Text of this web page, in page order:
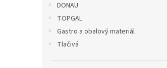
DONAU
TOPGAL
Gastro a obalový materiál
Tlačivá